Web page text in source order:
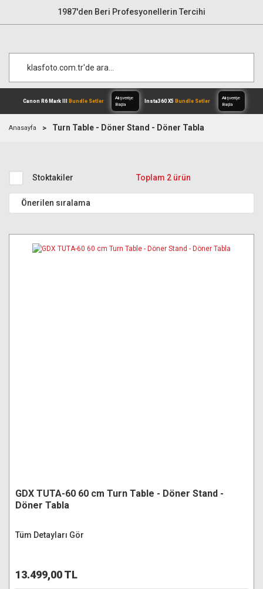
1987'den Beri Profesyonellerin Tercihi
Anasayfa Turn Table - Döner Stand - Döner Tabla
Stoktakiler Toplam 2 ürün
GDX TUTA-60 60 cm Turn Table - Döner Stand -
Döner Tabla
Tüm Detayları Gör
13.499,00 TL